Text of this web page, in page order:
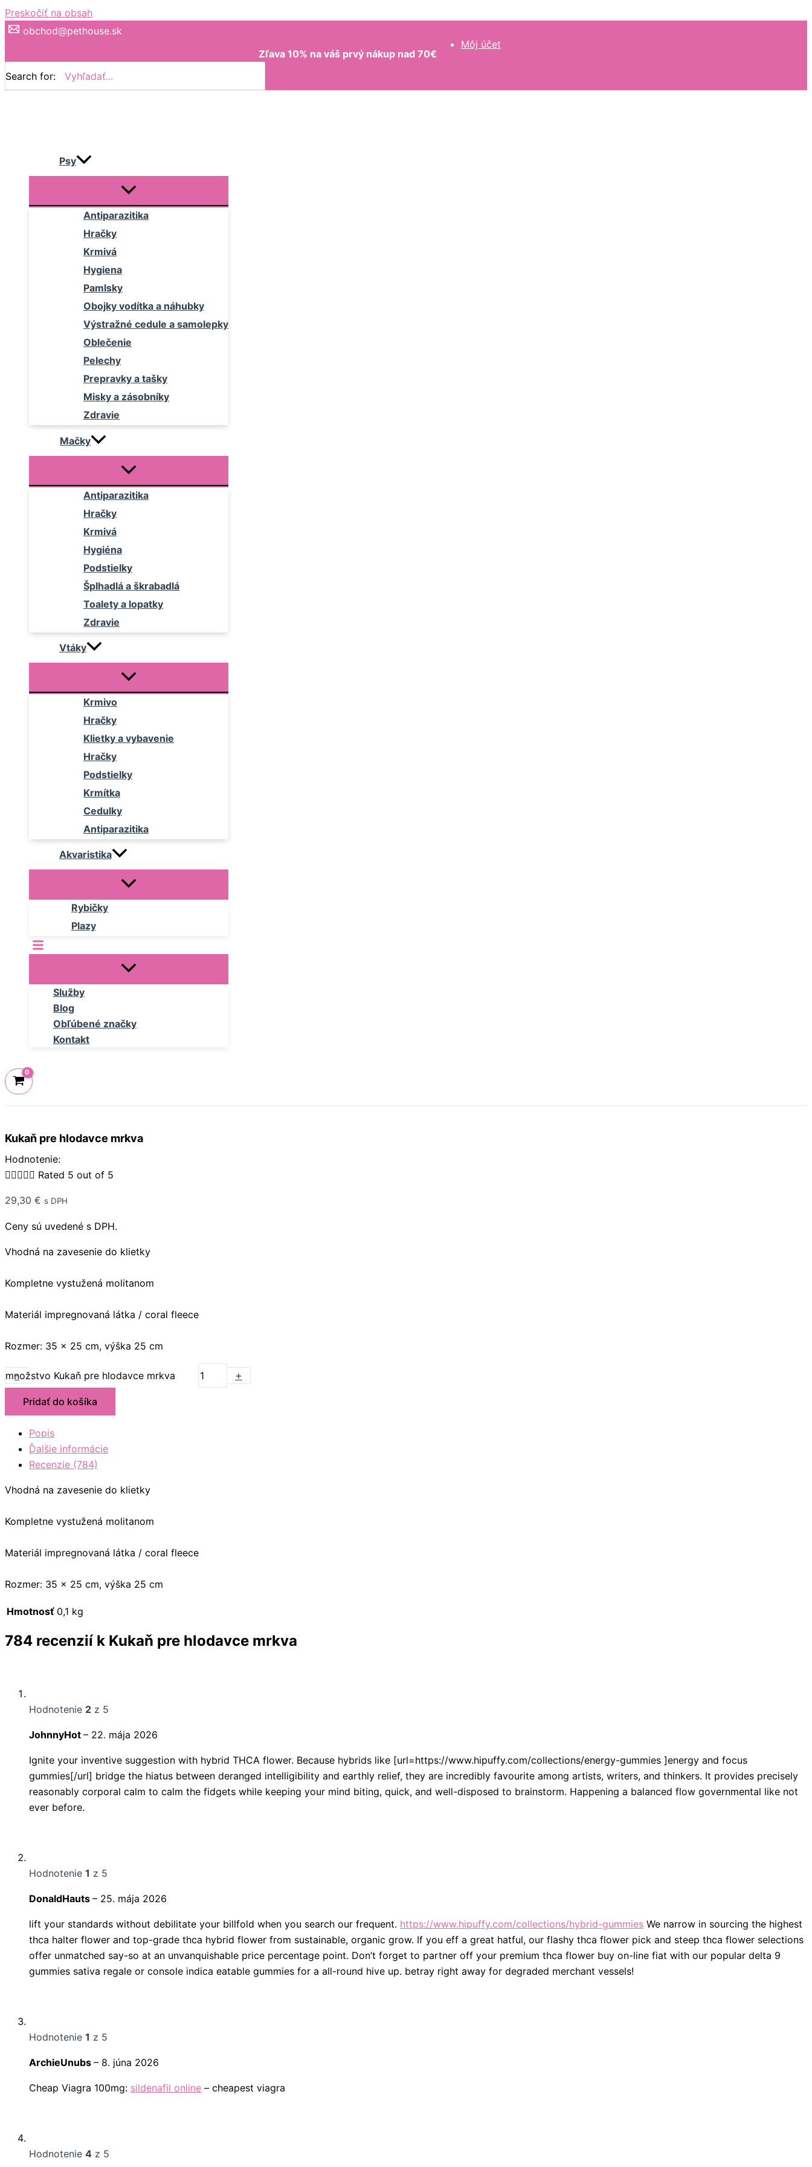
Preskočiť na obsah
obchod@pethouse.sk
Zľava 10% na váš prvý nákup nad 70€
Môj účet
Search for:
Psy
Antiparazitika
Hračky
Krmivá
Hygiena
Pamlsky
Obojky vodítka a náhubky
Výstražné cedule a samolepky
Oblečenie
Pelechy
Prepravky a tašky
Misky a zásobníky
Zdravie
Mačky
Antiparazitika
Hračky
Krmivá
Hygiéna
Podstielky
Šplhadlá a škrabadlá
Toalety a lopatky
Zdravie
Vtáky
Krmivo
Hračky
Klietky a vybavenie
Hračky
Podstielky
Krmítka
Cedulky
Antiparazitika
Akvaristika
Rybičky
Plazy
Služby
Blog
Obľúbené značky
Kontakt
Kukaň pre hlodavce mrkva
Hodnotenie:
 Rated 5 out of 5
29,30 € s DPH
Ceny sú uvedené s DPH.
Vhodná na zavesenie do klietky
Kompletne vystužená molitanom
Materiál impregnovaná látka / coral fleece
Rozmer: 35 x 25 cm, výška 25 cm
-
množstvo Kukaň pre hlodavce mrkva +
Pridať do košíka
Popis
Ďalšie informácie
Recenzie (784)
Vhodná na zavesenie do klietky
Kompletne vystužená molitanom
Materiál impregnovaná látka / coral fleece
Rozmer: 35 x 25 cm, výška 25 cm
Hmotnosť 0,1 kg
784 recenzií k Kukaň pre hlodavce mrkva
Hodnotenie 2 z 5
JohnnyHot – 22. mája 2026
Ignite your inventive suggestion with hybrid THCA flower. Because hybrids like [url=https://www.hipuffy.com/collections/energy-gummies ]energy and focus
gummies[/url] bridge the hiatus between deranged intelligibility and earthly relief, they are incredibly favourite among artists, writers, and thinkers. It provides precisely
reasonably corporal calm to calm the fidgets while keeping your mind biting, quick, and well-disposed to brainstorm. Happening a balanced flow governmental like not
ever before.
Hodnotenie 1 z 5
DonaldHauts – 25. mája 2026
lift your standards without debilitate your billfold when you search our frequent. https://www.hipuffy.com/collections/hybrid-gummies We narrow in sourcing the highest
thca halter flower and top-grade thca hybrid flower from sustainable, organic grow. If you eff a great hatful, our flashy thca flower pick and steep thca flower selections
offer unmatched say-so at an unvanquishable price percentage point. Don’t forget to partner off your premium thca flower buy on-line fiat with our popular delta 9
gummies sativa regale or console indica eatable gummies for a all-round hive up. betray right away for degraded merchant vessels!
Hodnotenie 1 z 5
ArchieUnubs – 8. júna 2026
Cheap Viagra 100mg: sildenafil online – cheapest viagra
Hodnotenie 4 z 5